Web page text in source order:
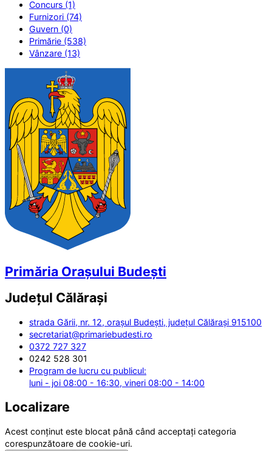
Concurs (1)
Furnizori (74)
Guvern (0)
Primărie (538)
Vânzare (13)
Primăria Orașului Budești
Județul Călărași
strada Gării, nr. 12, orașul Budești, județul Călărași 915100
secretariat@primariebudesti.ro
0372 727 327
0242 528 301
Program de lucru cu publicul:
luni - joi 08:00 - 16:30, vineri 08:00 - 14:00
Localizare
Acest conținut este blocat până când acceptați categoria
corespunzătoare de cookie-uri.